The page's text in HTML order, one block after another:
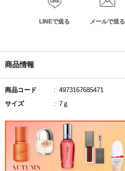
LINEで送る メールで送る
商品情報
商品コード
4973167685471
サイズ
7ｇ